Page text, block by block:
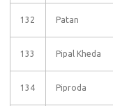
132 Patan
133 Pipal Kheda
134 Piproda